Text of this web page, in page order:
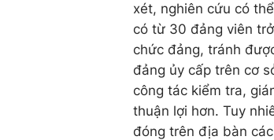
xét, nghiên cứu có
có từ 30 đảng viên
chức đảng, tránh
đảng ủy cấp trên cơ
công tác kiểm tra,
thuận lợi hơn. Tuy
đóng trên địa bàn